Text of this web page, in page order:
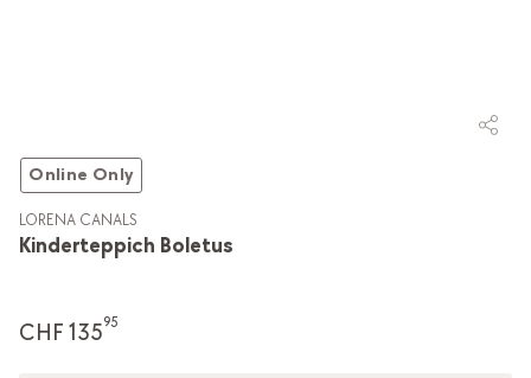
Online Only
Kinderteppich Boletus
LORENA CANALS
CHF 13595